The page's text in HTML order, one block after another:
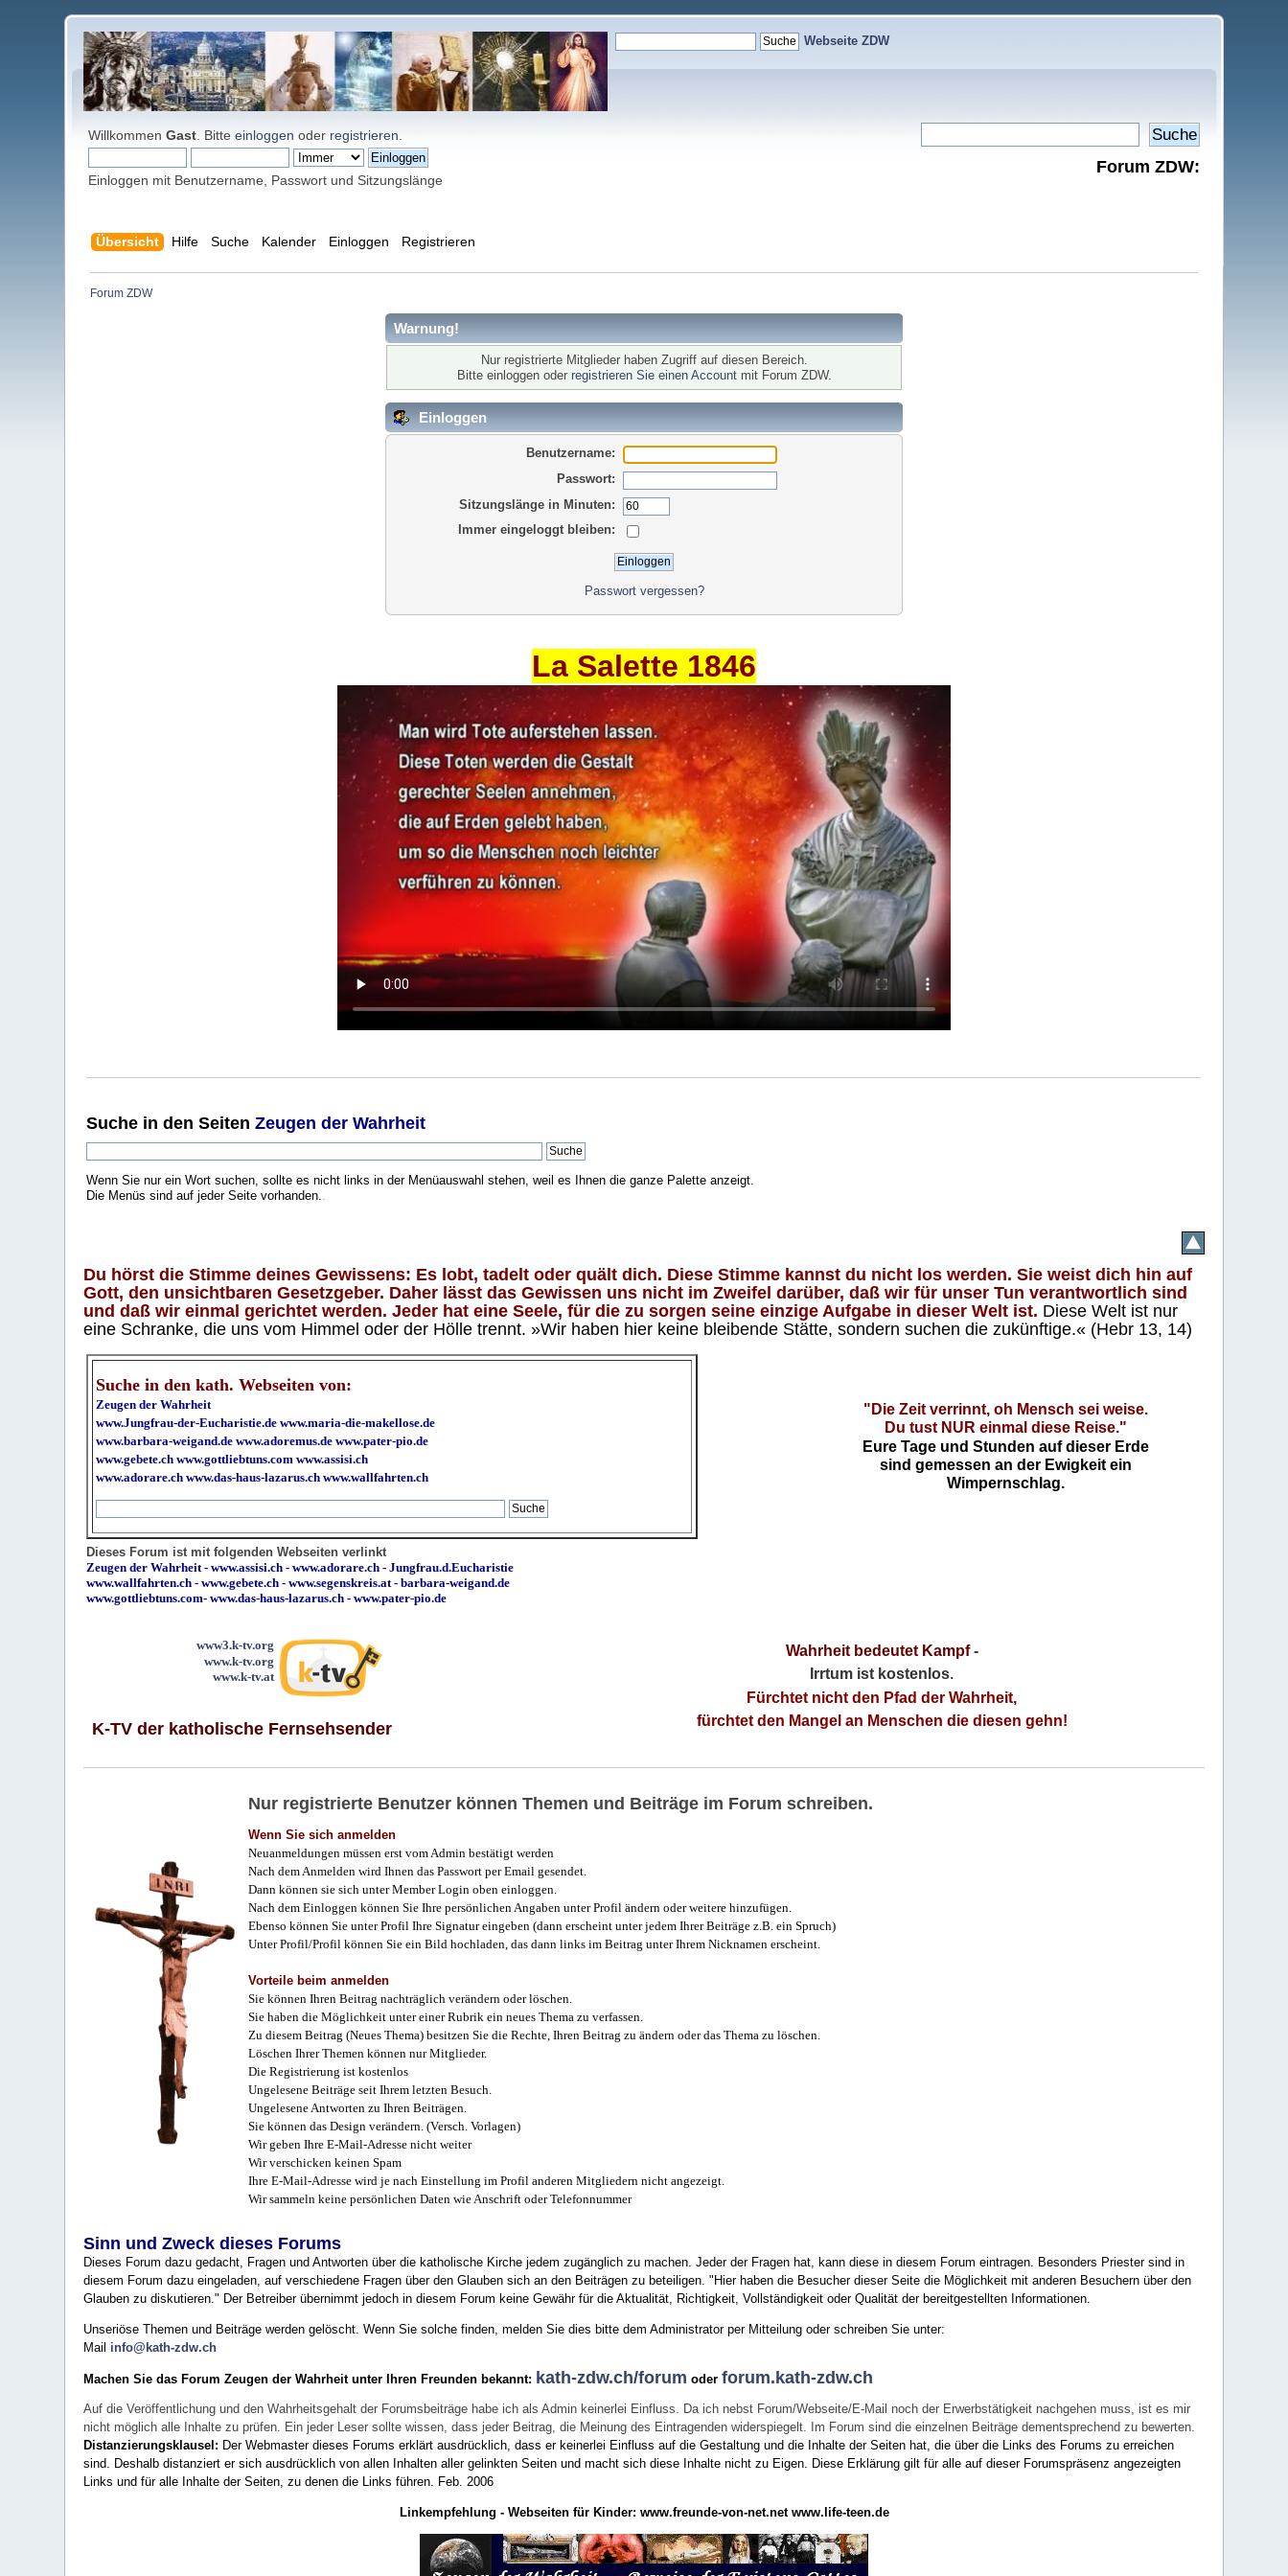
Webseite ZDW
WillkommenGast . Bitteeinloggen oder registrieren
Einloggen mit Benutzername, Passwort und Sitzungslänge
Forum ZDW:
Übersicht Hilfe Suche Kalender Einloggen Registrieren
Forum ZDW
Warnung!
Nur registrierte Mitglieder haben Zugriff auf diesen Bereich.
Bitte einloggen oder registrieren Sie einen Accountmit Forum ZDW.
Einloggen
Benutzername:
Passwort:
Sitzungslänge in Minuten:
Immer eingeloggt bleiben:
Passwort vergessen?
La Salette 1846
Suche in den SeitenZeugen der Wahrheit
Wenn Sie nur ein Wort suchen, sollte es nicht links in der Menüauswahl stehen, weil es Ihnen die ganze Palette anzeigt.
Die Menüs sind auf jeder Seite vorhanden..
Du hörst die Stimme deines Gewissens: Es lobt, tadelt oder quält dich. Diese Stimme kannst du nicht los werden. Sie weist dich hin auf
Gott, den unsichtbaren Gesetzgeber. Daher lässt das Gewissen uns nicht im Zweifel darüber, daß wir für unser Tun verantwortlich sind
und daß wir einmal gerichtet werden. Jeder hat eine Seele, für die zu sorgen seine einzige Aufgabe in dieser Welt ist. Diese Welt ist nur
eine Schranke, die uns vom Himmel oder der Hölle trennt. »Wir haben hier keine bleibende Stätte, sondern suchen die zukünftige.« (Hebr 13, 14)
Suche in den kath. Webseiten von:
Zeugen der Wahrheit
www.Jungfrau-der-Eucharistie.de www.maria-die-makellose.de
www.barbara-weigand.de www.adoremus.de www.pater-pio.de
www.gebete.ch www.gottliebtuns.com www.assisi.ch
www.adorare.ch www.das-haus-lazarus.ch www.wallfahrten.ch
"Die Zeit verrinnt, oh Mensch sei weise.
Du tust NUR einmal diese Reise."
Eure Tage und Stunden auf dieser Erde
sind gemessen an der Ewigkeit ein
Wimpernschlag.
Dieses Forum ist mit folgenden Webseiten verlinkt
Zeugen der Wahrheit-www.assisi.ch -www.adorare.ch -Jungfrau.d.Eucharistie
www.wallfahrten.ch -www.gebete.ch -www.segenskreis.at-barbara-weigand.de
www.gottliebtuns.com-www.das-haus-lazarus.ch - www.pater-pio.de
www3.k-tv.org
www.k-tv.org
www.k-tv.at
K-TV der katholische Fernsehsender
Wahrheit bedeutet Kampf-
Irrtum ist kostenlos.
Fürchtet nicht den Pfad der Wahrheit,
fürchtet den Mangel an Menschen die diesen gehn!
Nur registrierte Benutzer können Themen und Beiträge im Forum schreiben.
Wenn Sie sich anmelden
Neuanmeldungen müssen erst vom Admin bestätigt werden
Nach dem Anmelden wird Ihnen das Passwort per Email gesendet.
Dann können sie sich unter Member Login oben einloggen.
Nach dem Einloggen können Sie Ihre persönlichen Angaben unter Profil ändern oder weitere hinzufügen.
Ebenso können Sie unter Profil Ihre Signatur eingeben (dann erscheint unter jedem Ihrer Beiträge z.B. ein Spruch)
Unter Profil/Profil können Sie ein Bild hochladen, das dann links im Beitrag unter Ihrem Nicknamen erscheint.
Vorteile beim anmelden
Sie können Ihren Beitrag nachträglich verändern oder löschen.
Sie haben die Möglichkeit unter einer Rubrik ein neues Thema zu verfassen.
Zu diesem Beitrag (Neues Thema) besitzen Sie die Rechte, Ihren Beitrag zu ändern oder das Thema zu löschen.
Löschen Ihrer Themen können nur Mitglieder.
Die Registrierung ist kostenlos
Ungelesene Beiträge seit Ihrem letzten Besuch.
Ungelesene Antworten zu Ihren Beiträgen.
Sie können das Design verändern. (Versch. Vorlagen)
Wir geben Ihre E-Mail-Adresse nicht weiter
Wir verschicken keinen Spam
Ihre E-Mail-Adresse wird je nach Einstellung im Profil anderen Mitgliedern nicht angezeigt.
Wir sammeln keine persönlichen Daten wie Anschrift oder Telefonnummer
Sinn und Zweck dieses Forums
Dieses Forum dazu gedacht, Fragen und Antworten über die katholische Kirche jedem zugänglich zu machen. Jeder der Fragen hat, kann diese in diesem Forum eintragen. Besonders Priester sind in
diesem Forum dazu eingeladen, auf verschiedene Fragen über den Glauben sich an den Beiträgen zu beteiligen. "Hier haben die Besucher dieser Seite die Möglichkeit mit anderen Besuchern über den
Glauben zu diskutieren." Der Betreiber übernimmt jedoch in diesem Forum keine Gewähr für die Aktualität, Richtigkeit, Vollständigkeit oder Qualität der bereitgestellten Informationen.
Unseriöse Themen und Beiträge werden gelöscht. Wenn Sie solche finden, melden Sie dies bitte dem Administrator per Mitteilung oder schreiben Sie unter:
Mail info@kath-zdw.ch
Machen Sie das Forum Zeugen der Wahrheit unter Ihren Freunden bekannt: kath-zdw.ch/forum oderforum.kath-zdw.ch
Auf die Veröffentlichung und den Wahrheitsgehalt der Forumsbeiträge habe ich als Admin keinerlei Einfluss. Da ich nebst Forum/Webseite/E-Mail noch der Erwerbstätigkeit nachgehen muss, ist es mir
nicht möglich alle Inhalte zu prüfen. Ein jeder Leser sollte wissen, dass jeder Beitrag, die Meinung des Eintragenden widerspiegelt. Im Forum sind die einzelnen Beiträge dementsprechend zu bewerten.
Distanzierungsklausel: Der Webmaster dieses Forums erklärt ausdrücklich, dass er keinerlei Einfluss auf die Gestaltung und die Inhalte der Seiten hat, die über die Links des Forums zu erreichen
sind. Deshalb distanziert er sich ausdrücklich von allen Inhalten aller gelinkten Seiten und macht sich diese Inhalte nicht zu Eigen. Diese Erklärung gilt für alle auf dieser Forumspräsenz angezeigten
Links und für alle Inhalte der Seiten, zu denen die Links führen. Feb. 2006
Linkempfehlung - Webseiten für Kinder: www.freunde-von-net.net www.life-teen.de